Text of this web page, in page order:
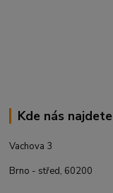
Kde nás najdete
Vachova 3
Brno - střed, 60200